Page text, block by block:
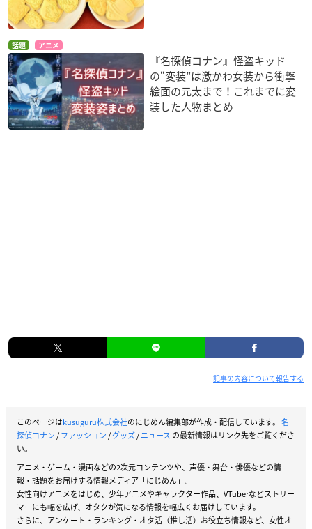
話題 アニメ
『名探偵コナン』怪盗キッド
の“変装”は激かわ女装から衝撃
絵面の元太まで！これまでに変
装した人物まとめ
記事の内容について報告する
このページはkusuguru株式会社のにじめん編集部が作成・配信しています。 名
探偵コナン/ファッション/グッズ/ニュース の最新情報はリンク先をご覧くださ
い。
アニメ・ゲーム・漫画などの2次元コンテンツや、声優・舞台・俳優などの情
報・話題をお届けする情報メディア「にじめん」。
女性向けアニメをはじめ、少年アニメやキャラクター作品、VTuberなどストリー
マーにも幅を広げ、オタクが気になる情報を幅広くお届けしています。
さらに、アンケート・ランキング・オタ活（推し活）お役立ち情報など、女性オ